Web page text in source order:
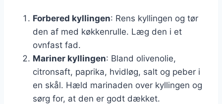
Forbered kyllingen: Rens kyllingen og tør
den af med køkkenrulle. Læg den i et
ovnfast fad.
Mariner kyllingen: Bland olivenolie,
citronsaft, paprika, hvidløg, salt og peber i
en skål. Hæld marinaden over kyllingen og
sørg for, at den er godt dækket.